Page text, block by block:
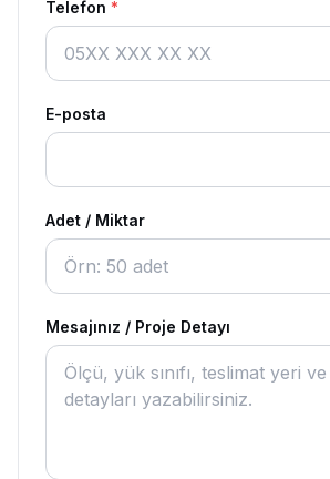
Telefon *
E-posta
Adet / Miktar
Mesajınız / Proje Detayı